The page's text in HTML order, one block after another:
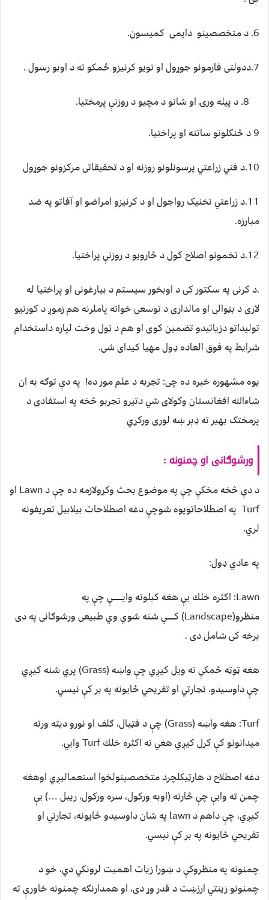
7.ددولتی فارمونو جوړول او نویو کرنیزو ځمکو ته د اوبو رسول .
د پیله ورۍ او شاتو د مچیو د روزنې پرمختیا.
9 د ځنګلونو ساتنه او پراختیا.
10.د فني زراعتي پرسونلونو روزنه او د تحقیقاتی مرکزونو جوړول
11.د زراعتي تخنیک رواجول او د کرنیزو امراضو او آفاتو په ضد
مبارزه.
12.د تخمونو اصلاح کول د څارویو د روزنې پراختیا.
.د کرنی په سکتور کی د اوبخور سيستم د بيارغونی او پراختيا له
لاری د بڼوالی او مالداری د توسعی خواته پاملرنه هم زموږ د کورنيو
توليداتو دزياتيدو تضمين کوی او هم د ټول وخت لپاره داستخدام
شرايط په فوق العاده ډول مهيا کيدای شی.
يوه مشهوره خبره ده چی: تجربه د علم مور ده! په دې توګه به ان
شاءالله افغانستان وکولاى شي دتيرو تجربو څخه په استفادی د
پرمختګ بهير ته ډېر ښه لورى ورکړي
ورشوګانی او چمنونه :
د دې څخه مخكې چې په موضوع بحث وكړولازمه ده چې د Lawn او
Turf په اصطلاحاتوپوه شوچې دغه اصطلاحات بيلابيل تعريفونه
لري.
په عادي ډول:
Lawn: اكثره خلك يې هغه كبلوته وايــــــــې چې په
منظرو(Landscape) كــــــي شنه شوي وي طبیعی ورشوګانی په دی
برخه کی شامل دی .
هغه ټوټه ځمكې ته ويل كيږي چې واښه (Grass) پري شنه كيږي
چې داوسيدو، تجارتي او تفريحي ځايونه په بر كې نيسي.
Turf: هغه واښه (Grass) چې د فټبال، ګلف او نورو ديته ورته
ميدانونو كې كرل كيږي هغي ته اكثره خلك Turf وايي.
دغه اصطلاح د هارټيكلچرد متخصصينولخوا استعماليږي اوهغه
چمن ته وايې چې څارنه (اوبه وركول، سره وركول، ريبل …) يې
كيږي، چې داهم د lawn په شان داوسيدو ځايونه، تجارتي او
تفريحي ځايونه په بر كې نيسي.
چمنونه په منظروكې د ښورا زيات اهميت لرونكي دي، خو د
چمنونو زينتي ارزښت د قدر وړ دى، او همدارنګه چمنونه خاورې ته